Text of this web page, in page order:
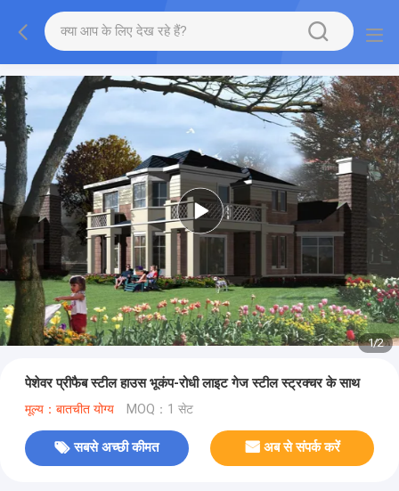
1/2
पेशेवर प्रीफैब स्टील हाउस भूकंप-रोधी लाइट गेज स्टील स्ट्रक्चर के साथ
मूल्य：बातचीत योग्य MOQ：1 सेट
सबसे अच्छी कीमत अब से संपर्क करें